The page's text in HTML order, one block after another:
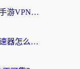
ChickCN VPN好用吗？和奇游手游VPN对比哪个回国效果更好？海外党亲测实用指南
海外党必看：PC VPN+回国加速器怎么选？无缝访问国内资源全攻略